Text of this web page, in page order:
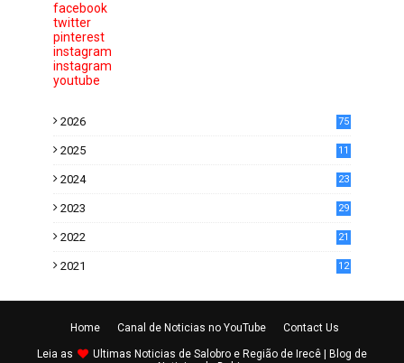
facebook
twitter
pinterest
instagram
instagram
youtube
2026 75
2025
11
2024
23
2023
29
2022
21
2021
12
Home Canal de Noticias no YouTube Contact Us
Leia as Ultimas Noticias de Salobro e Região de Irecê
| Blog de